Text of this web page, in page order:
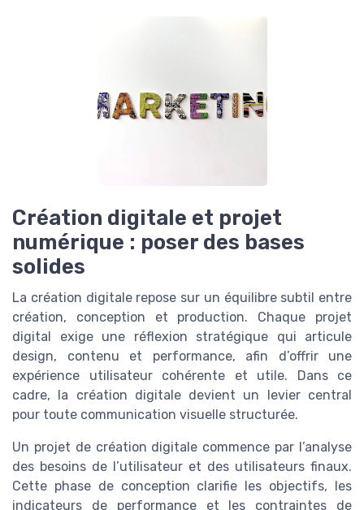
Création digitale et projet
numérique : poser des bases
solides
La création digitale repose sur un équilibre subtil entre
création, conception et production. Chaque projet
digital exige une réflexion stratégique qui articule
design, contenu et performance, afin d’offrir une
expérience utilisateur cohérente et utile. Dans ce
cadre, la création digitale devient un levier central
pour toute communication visuelle structurée.
Un projet de création digitale commence par l’analyse
des besoins de l’utilisateur et des utilisateurs finaux.
Cette phase de conception clarifie les objectifs, les
indicateurs de performance et les contraintes de